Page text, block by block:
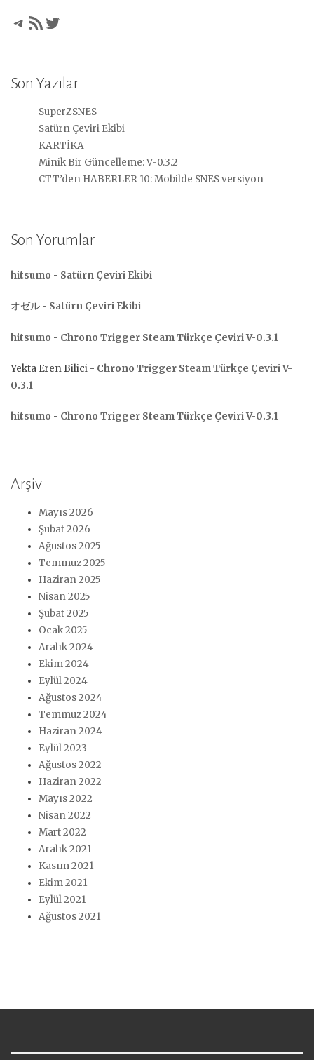
Telegram
RSS akışıTwitter
Son Yazılar
SuperZSNES
Satürn Çeviri Ekibi
KARTİKA
Minik Bir Güncelleme: V-0.3.2
CTT’den HABERLER 10: Mobilde SNES versiyon
Son Yorumlar
hitsumo - Satürn Çeviri Ekibi
オゼル - Satürn Çeviri Ekibi
hitsumo - Chrono Trigger Steam Türkçe Çeviri V-0.3.1
Yekta Eren Bilici - Chrono Trigger Steam Türkçe Çeviri V-
0.3.1
hitsumo - Chrono Trigger Steam Türkçe Çeviri V-0.3.1
Arşiv
Mayıs 2026
Şubat 2026
Ağustos 2025
Temmuz 2025
Haziran 2025
Nisan 2025
Şubat 2025
Ocak 2025
Aralık 2024
Ekim 2024
Eylül 2024
Ağustos 2024
Temmuz 2024
Haziran 2024
Eylül 2023
Ağustos 2022
Haziran 2022
Mayıs 2022
Nisan 2022
Mart 2022
Aralık 2021
Kasım 2021
Ekim 2021
Eylül 2021
Ağustos 2021